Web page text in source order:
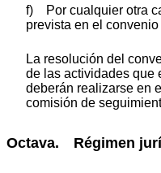
f) Por cualquier otra
prevista en el
La resolución del
de las actividades que
deberán realizarse en
comisión de
Octava. Régimen